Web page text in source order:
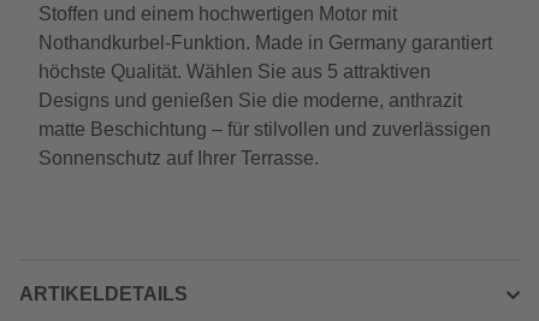
Stoffen und einem hochwertigen Motor mit
Nothandkurbel-Funktion. Made in Germany garantiert
höchste Qualität. Wählen Sie aus 5 attraktiven
Designs und genießen Sie die moderne, anthrazit
matte Beschichtung – für stilvollen und zuverlässigen
Sonnenschutz auf Ihrer Terrasse.
ARTIKELDETAILS